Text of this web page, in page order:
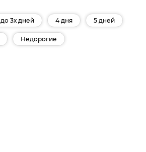
до 3х дней 4 дня 5 дней
Недорогие